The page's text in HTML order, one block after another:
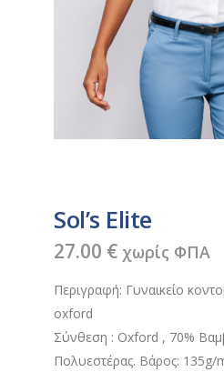
Sol’s Elite
27.00 € χωρίς ΦΠΑ
Περιγραφή: Γυναικείο
oxford
Σύνθεση : Oxford , 70%
Πολυεστέρας. Βάρος: 135g/